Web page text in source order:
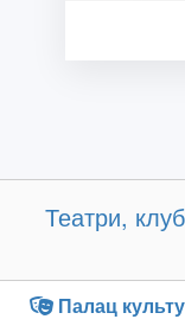
Театри,
Палац